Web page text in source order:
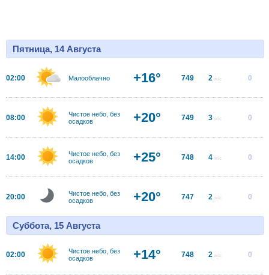
Пятница, 14 Августа
02:00 Малооблачно +16° 749 2 м/с 0
08:00
Чистое небо, без
осадков
+20° 749 3 м/с 0
14:00
Чистое небо, без
осадков
+25° 748 4 м/с 0
20:00
Чистое небо, без
осадков
+20° 747 2 м/с 0
Суббота, 15 Августа
02:00
Чистое небо, без
осадков
+14° 748 2 м/с 0